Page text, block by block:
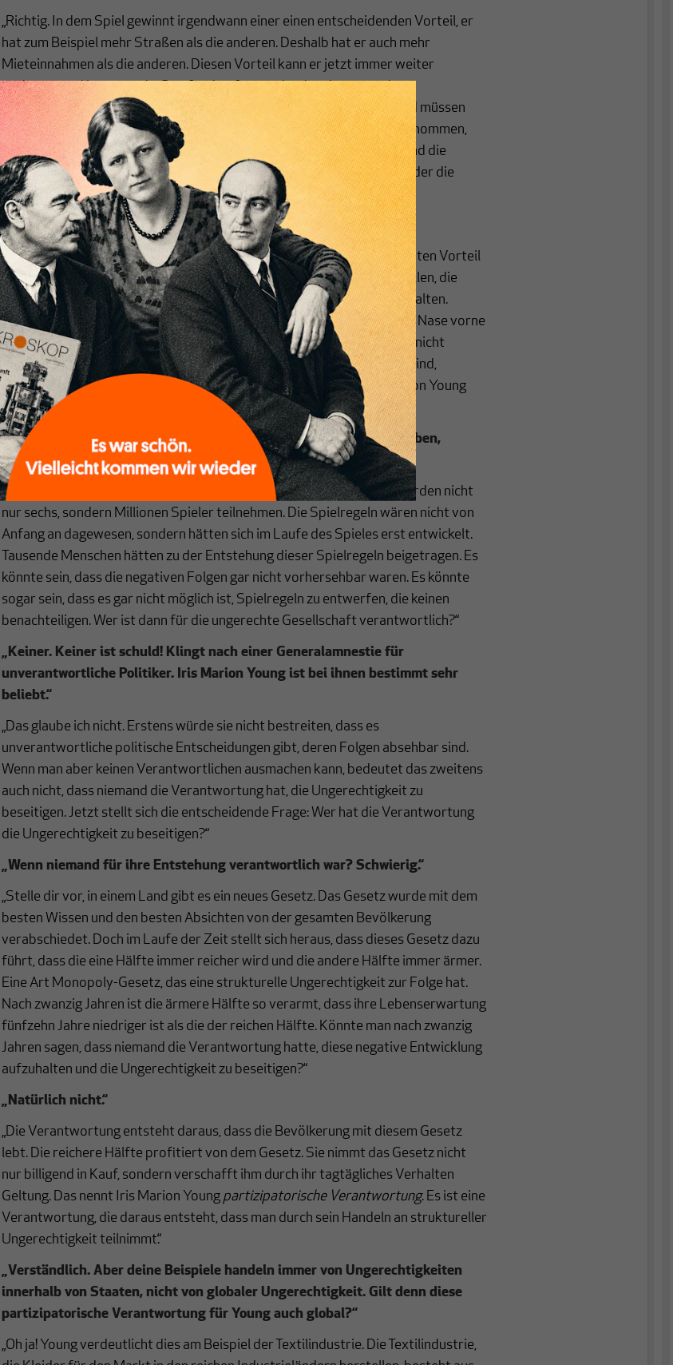
„Richtig. In dem Spiel gewinnt irgendwann einer einen entscheidenden Vorteil, er
hat zum Beispiel mehr Straßen als die anderen. Deshalb hat er auch mehr
Mieteinnahmen als die anderen. Diesen Vorteil kann er jetzt immer weiter
ausbauen und immer mehr Straßen kaufen, wodurch er immer mehr
Mieteinnahmen bekommt usw. Die anderen sind irgendwann pleite und müssen
ihre Straßen und Häuser verkaufen, bis sie nichts mehr besitzen. Angenommen,
das würde in der Wirklichkeit stattfinden. Einer würde reich werden und die
anderen arm. Wer ist jetzt für die Armut verantwortlich? Der Reiche oder die
Armen?“
„Vielleicht keiner von beiden, sondern die Spielregeln.“
„Das ist hier der entscheidende Punkt. Wenn ein Spieler einen bestimmten Vorteil
erreicht hat, können die anderen Spieler sich so anstrengen wie sie wollen, die
Spielregeln machen es ihnen praktisch unmöglich ihren Abstieg aufzuhalten.
Dieser Vorteil entsteht auch dann, wenn alle gleich gut spielen. Wer die Nase vorne
hat, entscheidet dann allein der Würfel. Die Ungleichheit entsteht also nicht
dadurch, dass die einen gemeine Sklavenhalter oder die anderen faul sind,
sondern durch etwas Abstraktes, die Spielregeln. Das würde Iris Marion Young
alsstrukturelle Ungerechtigkeit bezeichnen.“
„Aber sind denn nicht diejenigen, die die Spielregeln entworfen haben,
verantwortlich für die Ungerechtigkeit?“
„Nicht unbedingt. Angenommen, das Spiel wäre Wirklichkeit und es würden nicht
nur sechs, sondern Millionen Spieler teilnehmen. Die Spielregeln wären nicht von
Anfang an dagewesen, sondern hätten sich im Laufe des Spieles erst entwickelt.
Tausende Menschen hätten zu der Entstehung dieser Spielregeln beigetragen. Es
könnte sein, dass die negativen Folgen gar nicht vorhersehbar waren. Es könnte
sogar sein, dass es gar nicht möglich ist, Spielregeln zu entwerfen, die keinen
benachteiligen. Wer ist dann für die ungerechte Gesellschaft verantwortlich?“
„Keiner. Keiner ist schuld! Klingt nach einer Generalamnestie für
unverantwortliche Politiker. Iris Marion Young ist bei ihnen bestimmt sehr
beliebt.“
„Das glaube ich nicht. Erstens würde sie nicht bestreiten, dass es
unverantwortliche politische Entscheidungen gibt, deren Folgen absehbar sind.
Wenn man aber keinen Verantwortlichen ausmachen kann, bedeutet das zweitens
auch nicht, dass niemand die Verantwortung hat, die Ungerechtigkeit zu
beseitigen. Jetzt stellt sich die entscheidende Frage: Wer hat die Verantwortung
die Ungerechtigkeit zu beseitigen?“
„Wenn niemand für ihre Entstehung verantwortlich war? Schwierig.“
„Stelle dir vor, in einem Land gibt es ein neues Gesetz. Das Gesetz wurde mit dem
besten Wissen und den besten Absichten von der gesamten Bevölkerung
verabschiedet. Doch im Laufe der Zeit stellt sich heraus, dass dieses Gesetz dazu
führt, dass die eine Hälfte immer reicher wird und die andere Hälfte immer ärmer.
Eine Art Monopoly-Gesetz, das eine strukturelle Ungerechtigkeit zur Folge hat.
Nach zwanzig Jahren ist die ärmere Hälfte so verarmt, dass ihre Lebenserwartung
fünfzehn Jahre niedriger ist als die der reichen Hälfte. Könnte man nach zwanzig
Jahren sagen, dass niemand die Verantwortung hatte, diese negative Entwicklung
aufzuhalten und die Ungerechtigkeit zu beseitigen?“
„Natürlich nicht.“
„Die Verantwortung entsteht daraus, dass die Bevölkerung mit diesem Gesetz
lebt. Die reichere Hälfte profitiert von dem Gesetz. Sie nimmt das Gesetz nicht
nur billigend in Kauf, sondern verschafft ihm durch ihr tagtägliches Verhalten
Geltung. Das nennt Iris Marion Young partizipatorische Verantwortung. Es ist eine
Verantwortung, die daraus entsteht, dass man durch sein Handeln an struktureller
Ungerechtigkeit teilnimmt.“
„Verständlich. Aber deine Beispiele handeln immer von Ungerechtigkeiten
innerhalb von Staaten, nicht von globaler Ungerechtigkeit. Gilt denn diese
partizipatorische Verantwortung für Young auch global?“
„Oh ja! Young verdeutlicht dies am Beispiel der Textilindustrie. Die Textilindustrie,